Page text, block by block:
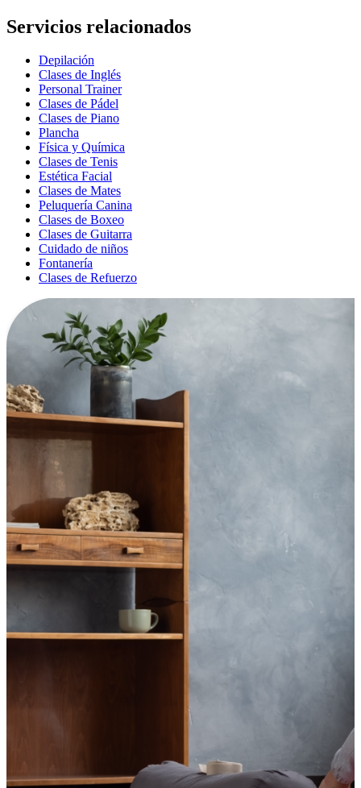
Servicios relacionados
Depilación
Clases de Inglés
Personal Trainer
Clases de Pádel
Clases de Piano
Plancha
Física y Química
Clases de Tenis
Estética Facial
Clases de Mates
Peluquería Canina
Clases de Boxeo
Clases de Guitarra
Cuidado de niños
Fontanería
Clases de Refuerzo